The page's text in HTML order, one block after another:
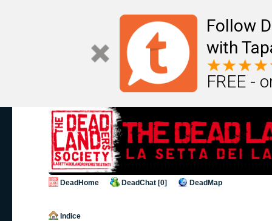
Follow
with
FREE -
DeadHome DeadChat [0] DeadMap
Indice